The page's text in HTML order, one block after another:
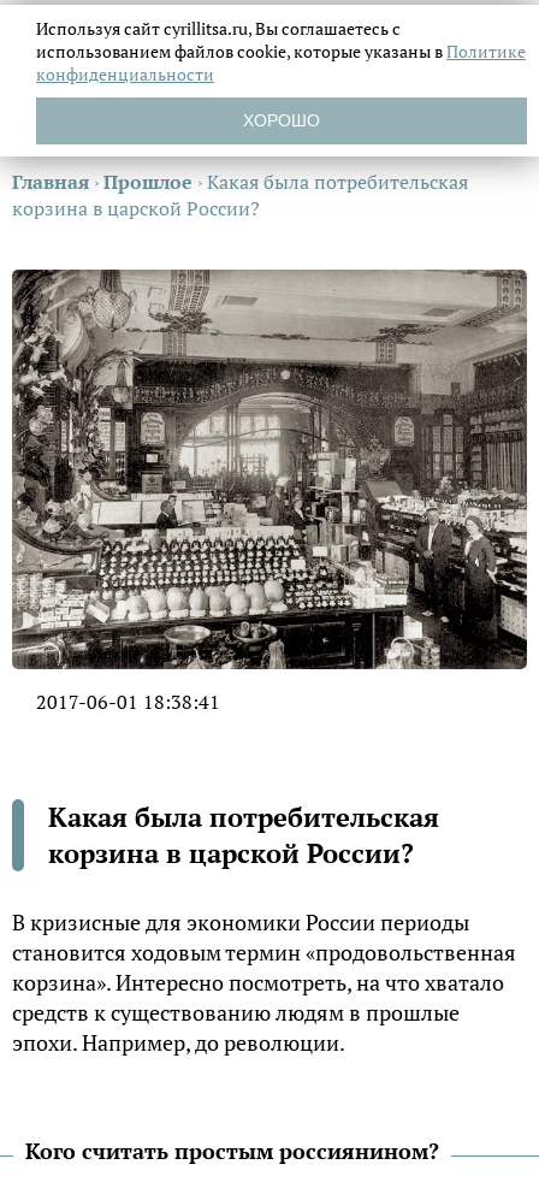
Главная ›Прошлое ›Какая была потребительская
корзина в царской России?
2017-06-01 18:38:41
Какая была потребительская
корзина в царской России?
В кризисные для экономики России периоды
становится ходовым термин «продовольственная
корзина». Интересно посмотреть, на что хватало
средств к существованию людям в прошлые
эпохи. Например, до революции.
Кого считать простым россиянином?
Используя сайт cyrillitsa.ru, Вы соглашаетесь с
использованием файловcookie, которые указаны вПолитике
конфиденциальности
ХОРОШО